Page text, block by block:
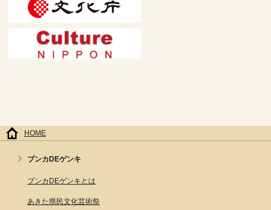
HOME
ブンカDEゲンキ
ブンカDEゲンキとは
あきた県民文化芸術祭